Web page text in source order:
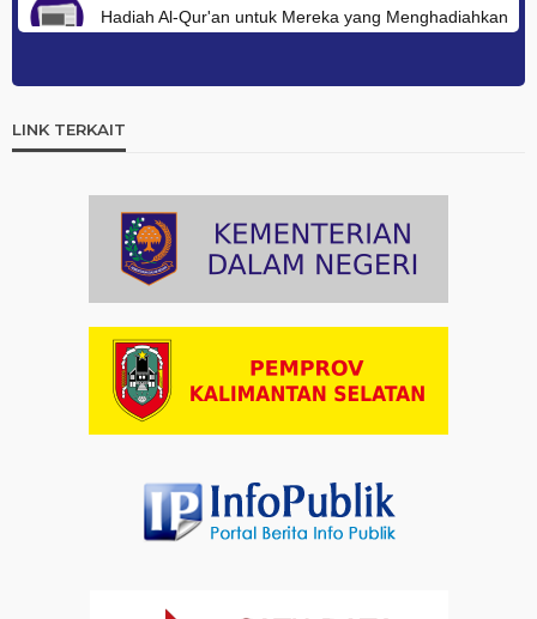
Hadiah Al-Qur'an untuk Mereka yang Menghadiahkan
Ini Teks Lengkap Doa Kebangsaan Umat Kristen
Protestan di Monas
Artikel
Paduan Suara yang Menyatukan Harapan untuk
Indonesia
Dalam Zikir dan Doa Kebangsaan, Tio Menemukan
Makna Keberagaman
Artikel 01-08-2026 18:00
Kebangsaan di Monas
31-07-2026 16:04
LINK TERKAIT